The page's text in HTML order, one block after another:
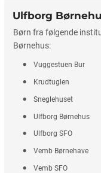
Ulfborg
Børn fra følgende
Børnehus:
Vuggestuen Bur
Krudtuglen
Sneglehuset
Ulfborg Børnehus
Ulfborg SFO
Vemb Børnehave
Vemb SFO